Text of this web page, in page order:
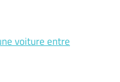
voiture entre